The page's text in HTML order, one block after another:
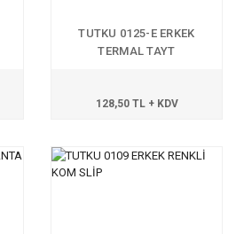
TUTKU 0125-E ERKEK
TERMAL TAYT
128,50 TL + KDV